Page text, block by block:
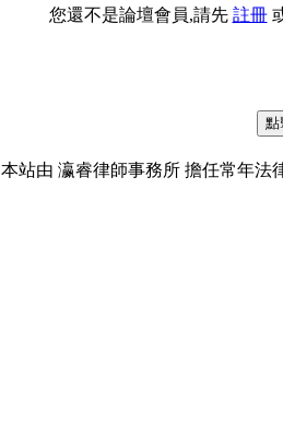
您還不是論壇會員,請先 註冊
本站由 瀛睿律師事務所 擔任常年法